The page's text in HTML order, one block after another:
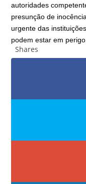
autoridades
presunção de
urgente das
podem estar em perigo.
Shares